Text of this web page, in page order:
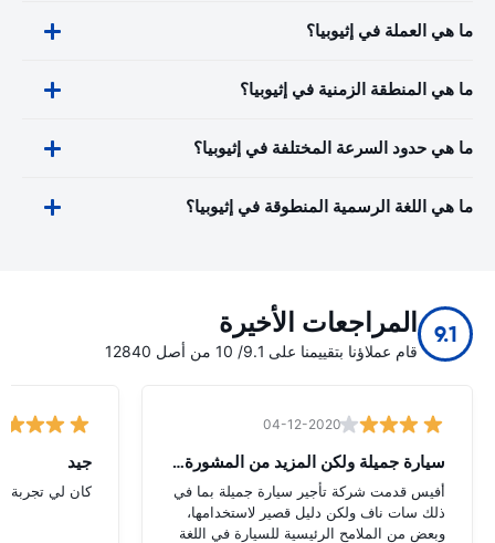
ما هي العملة في إثيوبيا؟
ما هي المنطقة الزمنية في إثيوبيا؟
ما هي حدود السرعة المختلفة في إثيوبيا؟
ما هي اللغة الرسمية المنطوقة في إثيوبيا؟
9.1 المراجعات الأخيرة
قام عملاؤنا بتقييمنا على 9.1/ 10 من أصل 12840
04-12-2020
سيارة جميلة ولكن المزيد من المشورة الل
أفيس قدمت شركة تأجير سيارة جميلة بما في
ذلك سات ناف ولكن دليل قصير لاستخدامها،
وبعض من الملامح الرئيسية للسيارة في اللغة
جيد
كان لي تجربة